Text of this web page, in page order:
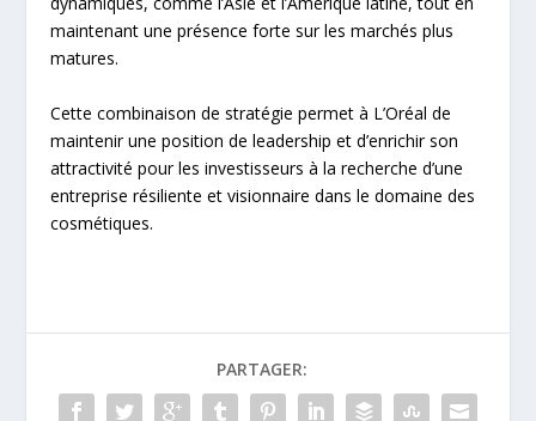
maintenant une présence forte sur les marchés plus
matures.
Cette combinaison de stratégie permet à L’Oréal de
maintenir une position de leadership et d’enrichir son
attractivité pour les investisseurs à la recherche d’une
entreprise résiliente et visionnaire dans le domaine des
cosmétiques.
PARTAGER: